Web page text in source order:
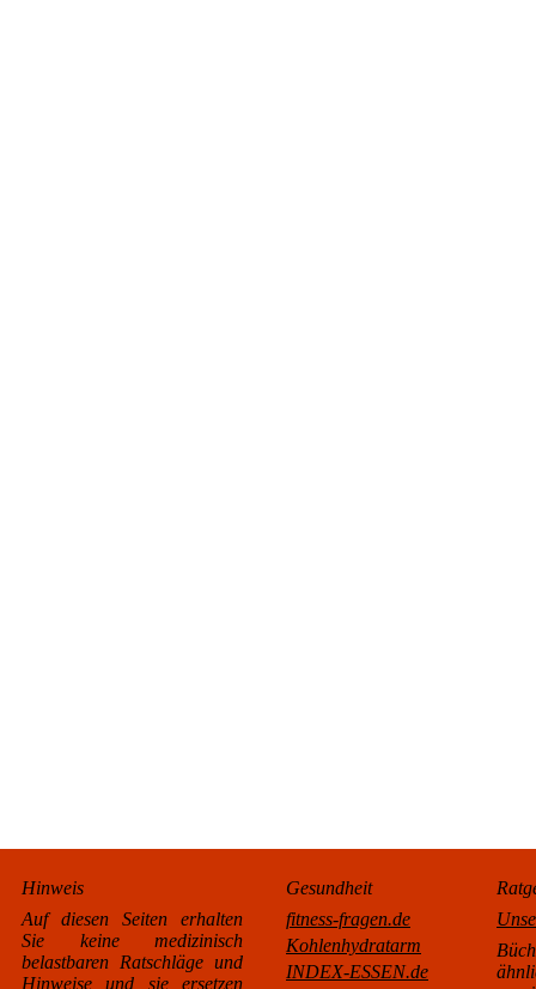
Hinweis
Auf diesen Seiten erhalten
Sie keine medizinisch
belastbaren Ratschläge und
Hinweise und sie ersetzen
Gesundheit
fitness-fragen.de
Kohlenhydratarm
INDEX-ESSEN.de